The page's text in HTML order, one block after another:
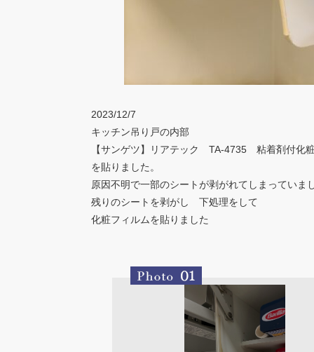
2023/12/7
キッチン吊り戸の内部
【サンゲツ】リアテック TA-4735 粘着剤付化
を貼りました。
原因不明で一部のシートが剥がれてしまっていま
残りのシートを剥がし 下処理をして
化粧フィルムを貼りました